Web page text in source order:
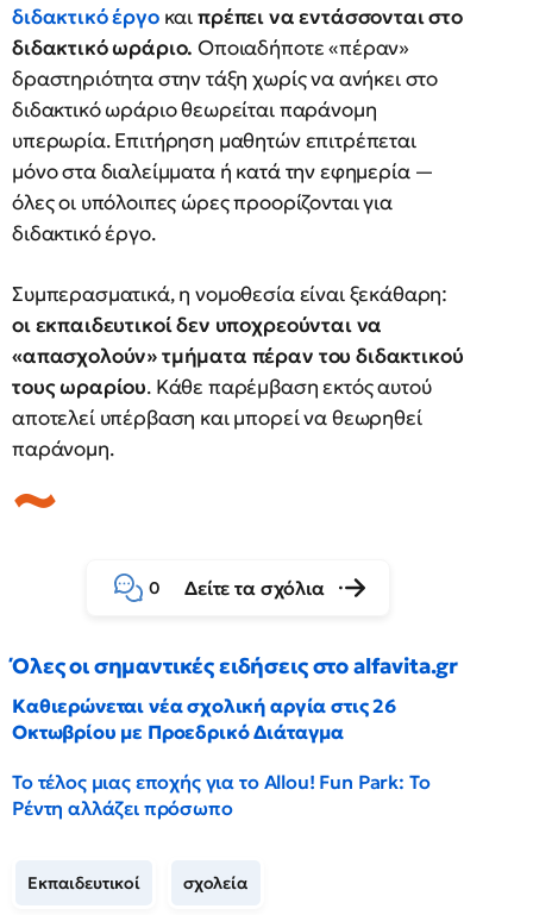
διδακτικό έργο καιπρέπει να εντάσσονται στο
διδακτικό ωράριο. Οποιαδήποτε «πέραν»
δραστηριότητα στην τάξη χωρίς να ανήκει στο
διδακτικό ωράριο θεωρείται παράνομη
υπερωρία. Επιτήρηση μαθητών επιτρέπεται
μόνο στα διαλείμματα ή κατά την εφημερία —
όλες οι υπόλοιπες ώρες προορίζονται για
διδακτικό έργο.
Συμπερασματικά, η νομοθεσία είναι ξεκάθαρη:
οι εκπαιδευτικοί δεν υποχρεούνταινα
«απασχολούν» τμήματα πέραν του διδακτικού
τους ωραρίου. Κάθε παρέμβαση εκτός αυτού
αποτελεί υπέρβαση και μπορεί να θεωρηθεί
παράνομη.
0 Δείτε τα σχόλια
Όλες οι σημαντικές ειδήσεις στο alfavita.gr
Καθιερώνεται νέα σχολική αργία στις 26
Οκτωβρίου με Προεδρικό Διάταγμα
Το τέλος μιας εποχής για το Allou! Fun Park: Το
Ρέντη αλλάζει πρόσωπο
Εκπαιδευτικοί σχολεία